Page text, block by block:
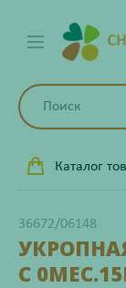
Каталог
36672/06148
С